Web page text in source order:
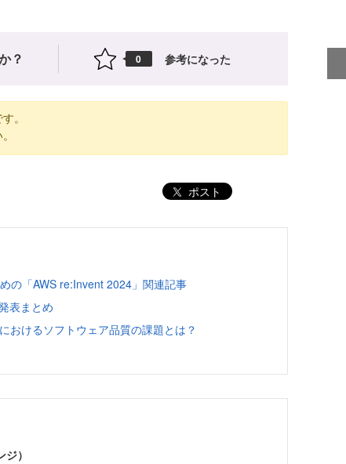
？ 0 参考になった
。
ポスト
の「AWS re:Invent 2024」関連記事
表まとめ
おけるソフトウェア品質の課題とは？
）